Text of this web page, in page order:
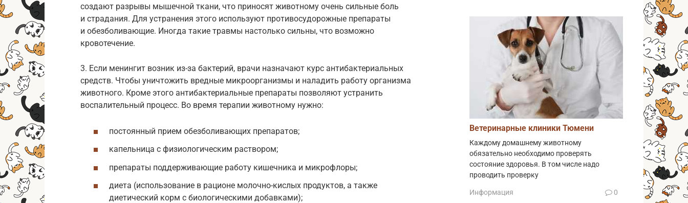
создают разрывы мышечной ткани, что приносят животному очень сильные боль
и страдания. Для устранения этого используют противосудорожные препараты
и обезболивающие. Иногда такие травмы настолько сильны, что возможно
кровотечение.
3. Если менингит возник из-за бактерий, врачи назначают курс антибактериальных
средств. Чтобы уничтожить вредные микроорганизмы и наладить работу организма
животного. Кроме этого антибактериальные препараты позволяют устранить
воспалительный процесс. Во время терапии животному нужно:
постоянный прием обезболивающих препаратов;
капельница с физиологическим раствором;
препараты поддерживающие работу кишечника и микрофлоры;
диета (использование в рационе молочно-кислых продуктов, а также
диетический корм с биологическими добавками);
Ветеринарные клиники Тюмени
Каждому домашнему животному
обязательно необходимо проверять
состояние здоровья. В том числе надо
проводить проверку
Информация 0